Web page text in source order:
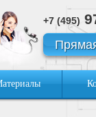
+7 (495)